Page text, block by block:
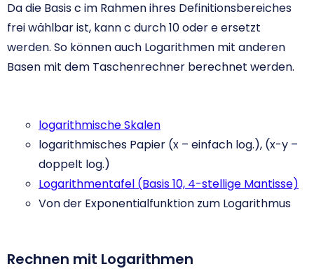
Da die Basis c im Rahmen ihres Definitionsbereiches
frei wählbar ist, kann c durch 10 oder e ersetzt
werden. So können auch Logarithmen mit anderen
Basen mit dem Taschenrechner berechnet werden.
logarithmische Skalen
logarithmisches Papier (x – einfach log.), (x-y –
doppelt log.)
Logarithmentafel (Basis 10, 4-stellige Mantisse)
Von der Exponentialfunktion zum Logarithmus
Rechnen mit Logarithmen